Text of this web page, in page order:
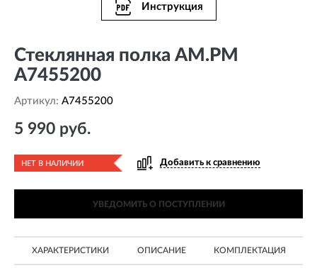
Инструкция
Стеклянная полка AM.PM
A7455200
Артикул: A7455200
5 990 руб.
НЕТ В НАЛИЧИИ Добавить к сравнению
УВЕДОМИТЬ О ПОСТУПЛЕНИИ
ХАРАКТЕРИСТИКИ ОПИСАНИЕ КОМПЛЕКТАЦИЯ